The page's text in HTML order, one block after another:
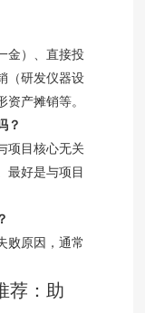
金）、直接投
（研发仪器设
产摊销等。
？
项目核心无关
最好是与项目
败原因，通常
荐：助